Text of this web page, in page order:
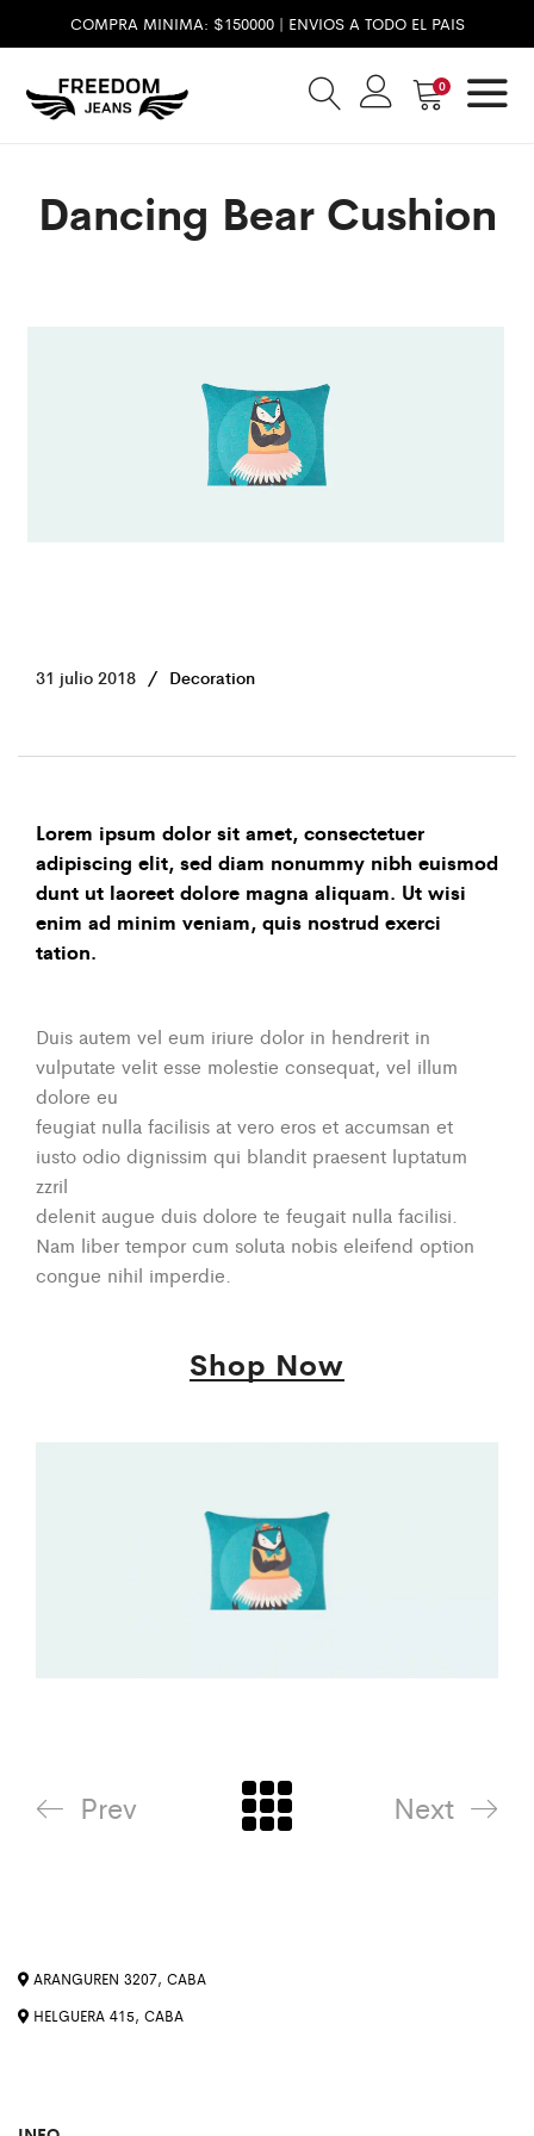
COMPRA MINIMA: $150000 | ENVIOS A TODO EL PAIS
0
Dancing Bear Cushion
31 julio 2018 Decoration
Lorem ipsum dolor sit amet, consectetuer
adipiscing elit, sed diam nonummy nibh euismod
dunt ut laoreet dolore magna aliquam. Ut wisi
enim ad minim veniam, quis nostrud exerci
tation.
Duis autem vel eum iriure dolor in hendrerit in
vulputate velit esse molestie consequat, vel illum
dolore eu
feugiat nulla facilisis at vero eros et accumsan et
iusto odio dignissim qui blandit praesent luptatum
zzril
delenit augue duis dolore te feugait nulla facilisi.
Nam liber tempor cum soluta nobis eleifend option
congue nihil imperdie.
Shop Now
Prev Next
ARANGUREN 3207, CABA
HELGUERA 415, CABA